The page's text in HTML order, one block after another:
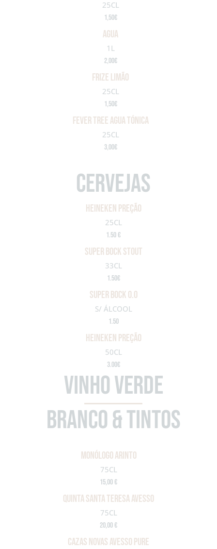
25CL
1,50€
agua
1L
2,00€
frize limão
25CL
1,50€
fever tree agua tónica
25CL
3,00€
cervejas
heineken preção
25CL
1.50 €
SUPER BOCK STOUT
33CL
1.50€
Super bock 0.0
S/ ÁLCOOL
1.50
HEINEKEN PREÇÃO
50CL
3.00€
VINHO VERDE
BRANCO & TINTOS
MONÓLOGO ARINTO
75CL
15,00 €
QUINTA SANTA TERESA AVESSO
75CL
20,00 €
CAZAS NOVAS AVESSO PURE